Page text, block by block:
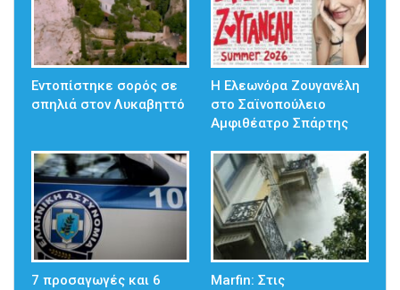
Εντοπίστηκε σορός σε
σπηλιά στον Λυκαβηττό
Η Ελεωνόρα Ζουγανέλη
στο Σαϊνοπούλειο
Αμφιθέατρο Σπάρτης
7 προσαγωγές και 6
Marfin: Στις